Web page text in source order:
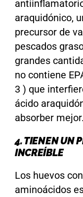
araquidónico,
precursor de
pescados
grandes
no contiene
3 ) que
ácido
absorber mejor.
4. TIENEN UN
INCREÍBLE
Los huevos
aminoácidos